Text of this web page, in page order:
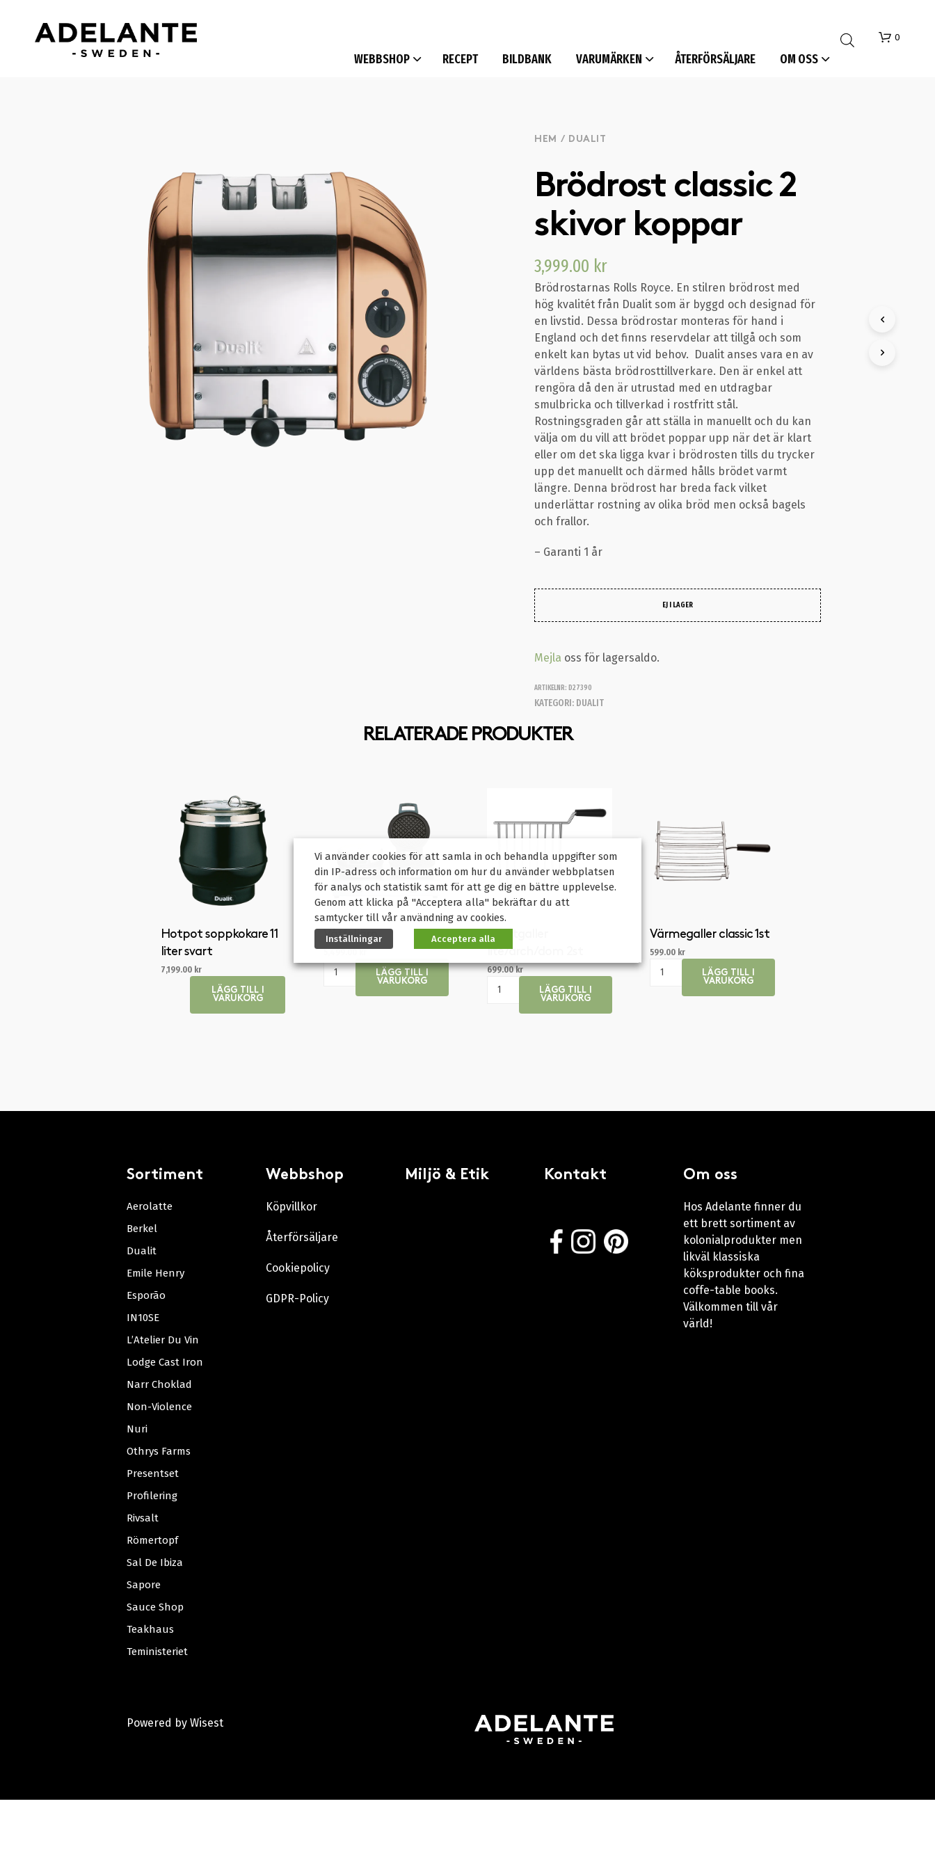
WEBBSHOP RECEPT BILDBANK VARUMÄRKEN ÅTERFÖRSÄLJARE OM OSS
0
HEM / DUALIT
Brödrost classic 2
skivor koppar
3,999.00 kr
Brödrostarnas Rolls Royce. En stilren brödrost med
hög kvalitét från Dualit som är byggd och designad för
en livstid. Dessa brödrostar monteras för hand i
England och det finns reservdelar att tillgå och som
enkelt kan bytas ut vid behov. Dualit anses vara en av
världens bästa brödrosttillverkare. Den är enkel att
rengöra då den är utrustad med en utdragbar
smulbricka och tillverkad i rostfritt stål.
Rostningsgraden går att ställa in manuellt och du kan
välja om du vill att brödet poppar upp när det är klart
eller om det ska ligga kvar i brödrosten tills du trycker
upp det manuellt och därmed hålls brödet varmt
längre. Denna brödrost har breda fack vilket
underlättar rostning av olika bröd men också bagels
och frallor.
– Garanti 1 år
EJ I LAGER
Mejla oss för lagersaldo.
ARTIKELNR: D27390
KATEGORI: DUALIT
RELATERADE PRODUKTER
Hotpot soppkokare 11
liter svart
7,199.00 kr
LÄGG TILL I
VARUKORG
Våffeljärn
5,499.00kr
LÄGG TILL I
VARUKORG
Toastgaller
lite/arch/dom 2st
699.00kr
LÄGG TILL I
VARUKORG
Värmegaller classic 1st
599.00 kr
LÄGG TILL I
VARUKORG
Sortiment
Aerolatte
Berkel
Dualit
Emile Henry
Esporão
IN10SE
L’Atelier Du Vin
Lodge Cast Iron
Narr Choklad
Non-Violence
Nuri
Othrys Farms
Presentset
Profilering
Rivsalt
Römertopf
Sal De Ibiza
Sapore
Sauce Shop
Teakhaus
Teministeriet
Webbshop
Köpvillkor
Återförsäljare
Cookiepolicy
GDPR-Policy
Miljö & Etik Kontakt Om oss
Hos Adelante finner du
ett brett sortiment av
kolonialprodukter men
likväl klassiska
köksprodukter och fina
coffe-table books.
Välkommen till vår
värld!
Powered by Wisest
Vi använder cookies för att samla in och behandla uppgifter som
din IP-adress och information om hur du använder webbplatsen
för analys och statistik samt för att ge dig en bättre upplevelse.
Genom att klicka på "Acceptera alla" bekräftar du att
samtycker till vår användning av cookies.
Inställningar Acceptera alla